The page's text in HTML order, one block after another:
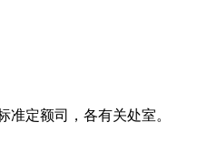
定额司，各有关处室。